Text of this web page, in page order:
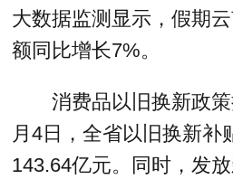
大数据监测显示，假期
额同比增长7%。
消费品以旧换新政
月4日，全省以旧换新补
143.64亿元。同时，发